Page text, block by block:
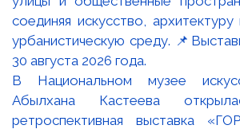
В Национальном музее
Абылхана Кастеева
ретроспективная выставка